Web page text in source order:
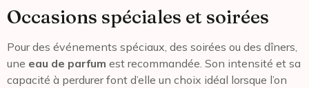
Occasions spéciales et soirées
Pour des événements spéciaux, des soirées ou des dîners,
une eau de parfum est recommandée. Son intensité et sa
capacité à perdurer font d’elle un choix idéal lorsque l’on